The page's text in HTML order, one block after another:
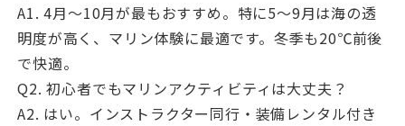
A1. 4月〜10月が最もおすすめ。特に5〜9月は海の透
明度が高く、マリン体験に最適です。冬季も20℃前後
で快適。
Q2. 初心者でもマリンアクティビティは大丈夫？
A2. はい。インストラクター同行・装備レンタル付き